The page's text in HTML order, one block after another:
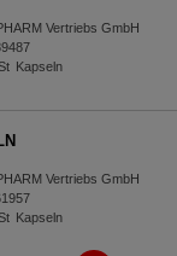
Vertriebs GmbH
Kapseln
Vertriebs GmbH
Kapseln